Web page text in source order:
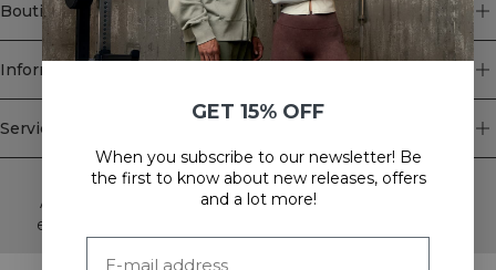
Boutique
Information
Service client
Newsletter
Abonnez-vous à notre newsletter! Recevez des offres
exclusives, nos dernières nouvelles et bien plus encore.
GET 15% OFF
When you subscribe to our newsletter! Be
the first to know about new releases, offers
and a lot more!